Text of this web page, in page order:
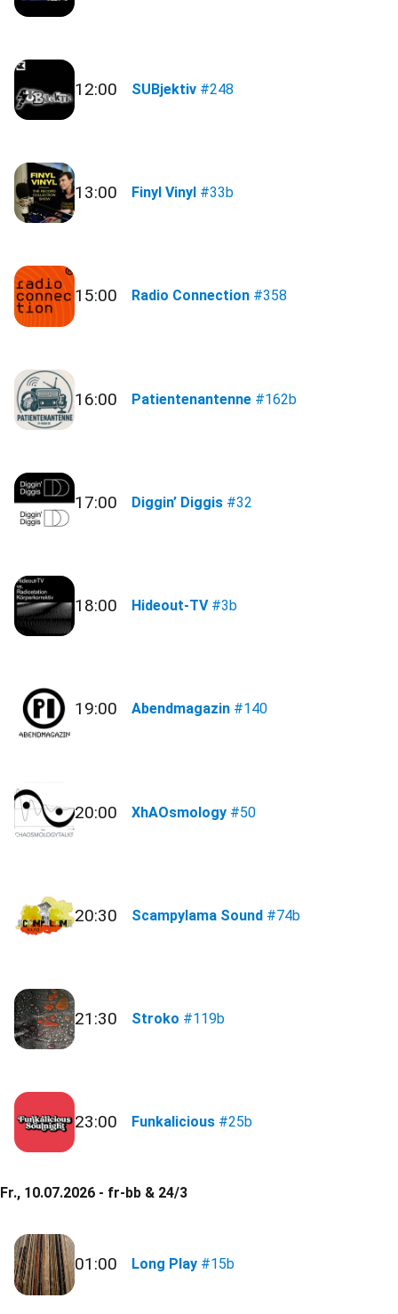
12:00 SUBjektiv #248
13:00 Finyl Vinyl #33b
15:00 Radio Connection #358
16:00 Patientenantenne #162b
17:00 Diggin’ Diggis #32
18:00 Hideout-TV #3b
19:00 Abendmagazin #140
20:00 XhAOsmology #50
20:30 Scampylama Sound #74b
21:30 Stroko #119b
23:00 Funkalicious #25b
Fr., 10.07.2026 - fr-bb & 24/3
01:00 Long Play #15b